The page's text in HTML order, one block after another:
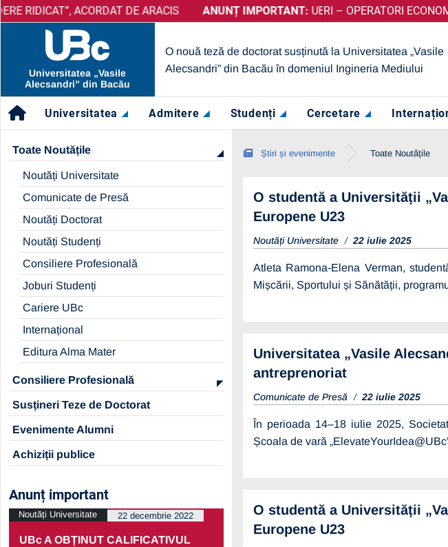
ACORDAT DE ARACIS ANUNȚ IMPORTANT:UBc A OBȚINUT CALIFICATIVUL
ANUNȚ IMPORTANT:PRELUNGIRE SELECȚIE PARTENERI – OPERATORI ECONOMICI
Universitatea „Vasile
Alecsandri” din Bacău
O nouă teză de doctorat susținută la Universitatea „Vasile
Alecsandri” din Bacău în domeniul Ingineria Mediului
Universitatea Admitere Studenți Cercetare
Toate Noutățile
Noutăți Universitate
Comunicate de Presă
Noutăți Doctorat
Noutăți Studenți
Consiliere Profesională
Joburi Studenți
Cariere UBc
Internațional
Editura Alma Mater
Consiliere Profesională
Susțineri Teze de Doctorat
Evenimente Alumni
Achiziții publice
Anunț important
UBc A OBȚINUT CALIFICATIVUL
Noutăți Universitate 22 decembrie 2022
PRELUNGIRE SELECȚIE
Noutăți Universitate 13 martie 2026
Știri și evenimente Toate Noutățile
O studentă a Universității
Europene U23
Noutăți Universitate 22 iulie 2025
Atleta Ramona-Elena Verman,
Mișcării, Sportului și Sănătății,
Universitatea „Vasile
antreprenoriat
Comunicate de Presă 22 iulie 2025
În perioada 14–18 iulie 2025,
Școala de vară
O studentă a Universității
Europene U23